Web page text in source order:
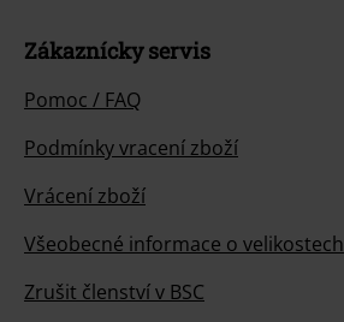
Zákaznícky servis
Pomoc / FAQ
Podmínky vracení zboží
Vrácení zboží
Všeobecné informace o velikostech
Zrušit členství v BSC